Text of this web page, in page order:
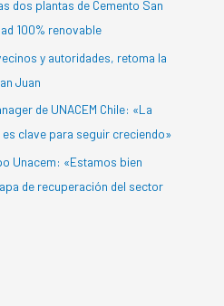
dos plantas de Cemento San
100% renovable
y autoridades, retoma la
Juan
de UNACEM Chile: «La
clave para seguir creciendo»
Unacem: «Estamos bien
de recuperación del sector